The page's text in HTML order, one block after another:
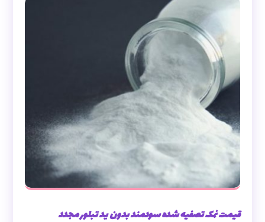
قیمت نمک تصفیه شده سودمند بدون ید تبلور مجدد